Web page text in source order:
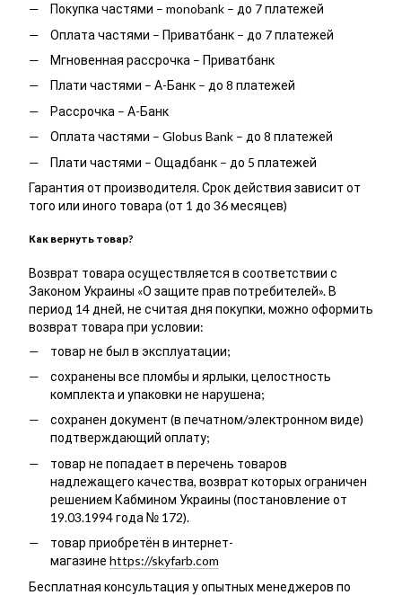
Покупка частями – monobank – до 7 платежей
Оплата частями – Приватбанк – до 7 платежей
Мгновенная рассрочка – Приватбанк
Плати частями – А-Банк – до 8 платежей
Рассрочка – А-Банк
Оплата частями – Globus Bank – до 8 платежей
Плати частями – Ощадбанк – до 5 платежей
Гарантия от производителя. Срок действия зависит от
того или иного товара (от 1 до 36 месяцев)
Как вернуть товар?
Возврат товара осуществляется в соответствии с
Законом Украины «О защите прав потребителей». В
период 14 дней, не считая дня покупки, можно оформить
возврат товара при условии:
товар не был в эксплуатации;
сохранены все пломбы и ярлыки, целостность
комплекта и упаковки не нарушена;
сохранен документ (в печатном/электронном виде)
подтверждающий оплату;
товар не попадает в перечень товаров
надлежащего качества, возврат которых ограничен
решением Кабмином Украины (постановление от
19.03.1994 года № 172).
товар приобретён в интернет-
магазине https://skyfarb.com
Бесплатная консультация у опытных менеджеров по